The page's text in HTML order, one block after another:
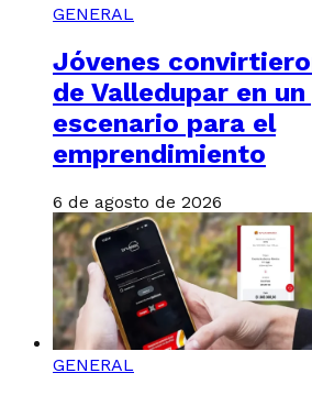
GENERAL
Jóvenes
de Valledupar en
escenario para el
emprendimiento
6 de agosto de 2026
GENERAL